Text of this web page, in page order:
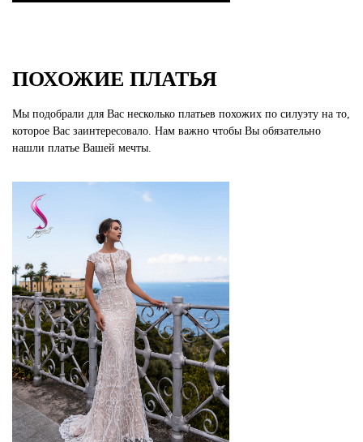
ПОХОЖИЕ ПЛАТЬЯ
Мы подобрали для Вас несколько платьев похожих по силуэту на то,
которое Вас заинтересовало. Нам важно чтобы Вы обязательно
нашли платье Вашей мечты.